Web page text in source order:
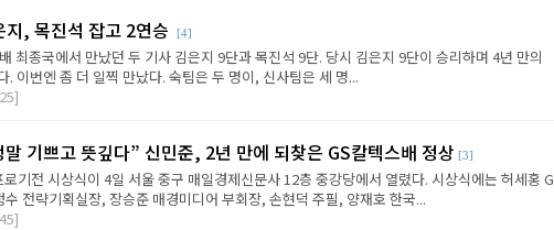
, 목진석 잡고 2연승 [4]
최종국에서 만났던 두 기사 김은지 9단과 목진석 9단. 당시 김은지 9단이 승리하며 4년 만의
. 이번엔 좀 더 일찍 만났다. 숙팀은 두 명이, 신사팀은 세 명...
기쁘고 뜻깊다” 신민준, 2년 만에 되찾은 GS칼텍스배 정상 [3]
기전 시상식이 4일 서울 중구 매일경제신문사 12층 중강당에서 열렸다. 시상식에는 허세홍 G
전략기획실장, 장승준 매경미디어 부회장, 손현덕 주필, 양재호 한국...